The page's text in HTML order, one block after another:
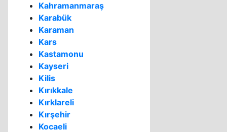
Kahramanmaraş
Karabük
Karaman
Kars
Kastamonu
Kayseri
Kilis
Kırıkkale
Kırklareli
Kırşehir
Kocaeli